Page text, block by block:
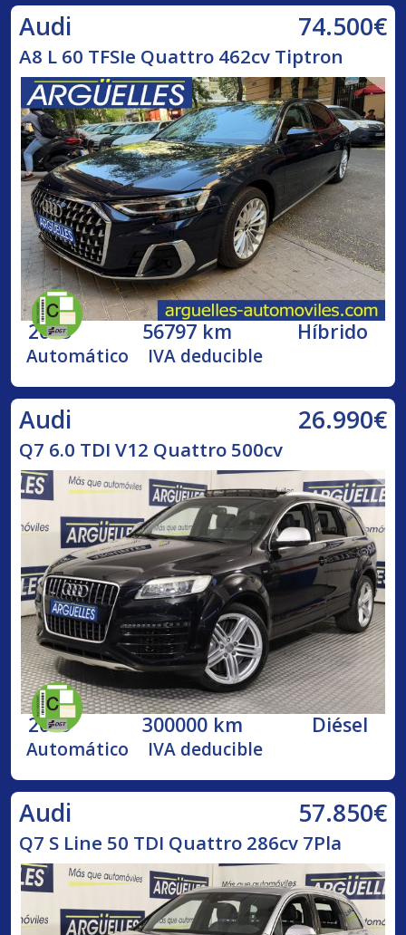
Audi 74.500€
A8 L 60 TFSIe Quattro 462cv Tiptron
2023 56797 km Híbrido
Automático IVA deducible
Audi 26.990€
Q7 6.0 TDI V12 Quattro 500cv
2009 300000 km Diésel
Automático IVA deducible
Audi 57.850€
Q7 S Line 50 TDI Quattro 286cv 7Pla